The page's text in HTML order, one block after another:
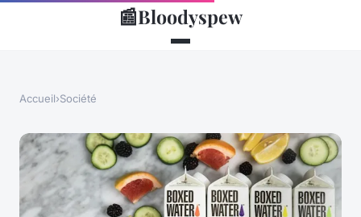
📰Bloodyspew
Accueil›Société